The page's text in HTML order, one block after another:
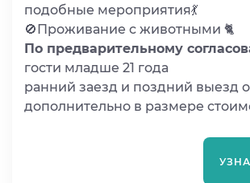
подобные мероприятия💃
🚫Проживание с животными 🐈
По предварительному
гости младше 21 года
ранний заезд и поздний выезд
дополнительно в размере